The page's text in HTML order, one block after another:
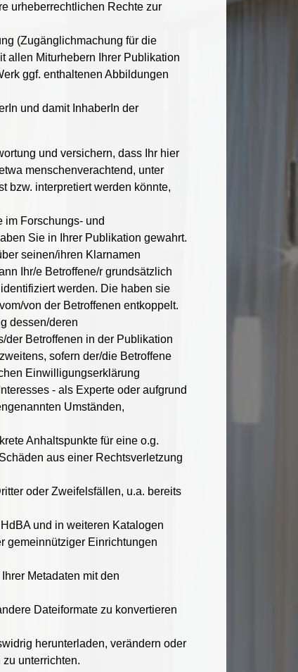
urheberrechtlichen Rechte zur
(Zugänglichmachung für die
allen Miturhebern Ihrer Publikation
ggf. enthaltenen Abbildungen
und damit InhaberIn der
und versichern, dass Ihr hier
menschenverachtend, unter
bzw. interpretiert werden könnte,
im Forschungs- und
Sie in Ihrer Publikation gewahrt.
seinen/ihren Klarnamen
Ihr/e Betroffene/r grundsätzlich
werden. Die haben sie
von der Betroffenen entkoppelt.
dessen/deren
Betroffenen in der Publikation
sofern der/die Betroffene
Einwilligungserklärung
- als Experte oder aufgrund
Umständen,
Anhaltspunkte für eine o.g.
aus einer Rechtsverletzung
oder Zweifelsfällen, u.a. bereits
und in weiteren Katalogen
gemeinnütziger Einrichtungen
Metadaten mit den
Dateiformate zu konvertieren
herunterladen, verändern oder
unterrichten.